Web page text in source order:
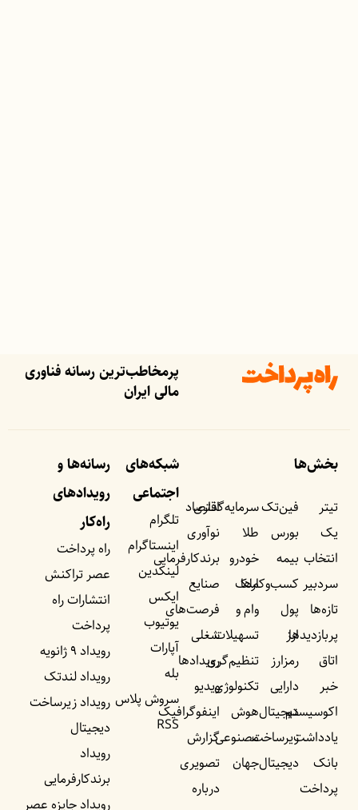
پرمخاطب‌ترین رسانه فناوری
مالی ایران
بخش‌ها
تیتر
یک
انتخاب
سردبیر
تازه‌ها
پربازدید‌ها
اتاق
خبر
اکوسیستم
یادداشت‌
بانک
پرداخت
فین‌تک
بورس
بیمه
کسب‌وکار‌ها
پول
ارز
رمزارز
دارایی
دیجیتال
زیرساخت
دیجیتال
سرمایه‌گذاری
طلا
خودرو
ملک
وام و
تسهیلات
تنظیم‌گری
تکنولوژی
هوش
مصنوعی
جهان
اقتصاد
نوآوری
برندکارفرمایی
صنایع
فرصت‌های
شغلی
رویداد‌ها
ویدیو
اینفوگرافیک
گزارش
تصویری
درباره
شبکه‌های
اجتماعی
تلگرام
اینستاگرام
لینکدین
ایکس
یوتیوب
آپارات
بله
سروش پلاس
RSS
رسانه‌ها و
رویداد‌های
راه‌کار
راه پرداخت
عصر تراکنش
انتشارات راه
پرداخت
رویداد ۹ ژانویه
رویداد لندتک
رویداد زیرساخت
دیجیتال
رویداد
برندکارفرمایی
رویداد جایزه عصر